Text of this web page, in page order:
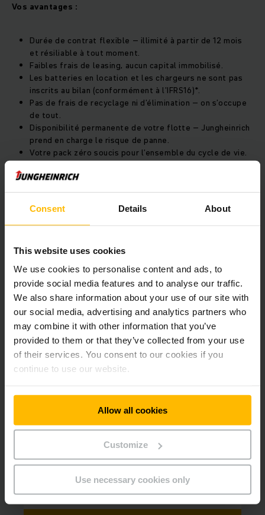
Consent Details About
This website uses cookies
We use cookies to personalise content and ads, to
provide social media features and to analyse our traffic.
We also share information about your use of our site with
our social media, advertising and analytics partners who
may combine it with other information that you’ve
provided to them or that they’ve collected from your use
of their services. You consent to our cookies if you
continue to use our website.
Allow all cookies
Customize
Use necessary cookies only
Vos avantages :
Durée de contrat flexible – illimité à partir de 12 mois
et résiliable à tout moment.
Faibles frais de leasing, aucun capital immobilisé.
Les batteries en location et les chargeurs ne sont pas
inscrits au bilan (conformément à l’IFRS16)*.
Pas de frais de recyclage ni d’élimination – on s’occupe
de tout.
Disponibilité permanente de votre flotte – Jungheinrich
prend en charge le risque de panne.
Votre pack zéro soucis pour l’ensemble du cycle de vie.
N’hésitez pas à demander votre offre
Service clientèle
0800 85 666